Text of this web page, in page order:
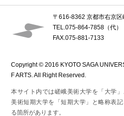
〒616-8362 京都市右京
TEL.075-864-7858（代）
FAX.075-881-7133
Copyright © 2016 KYOTO SAGA
F ARTS. All Right Reserved.
本サイト内では嵯峨美術大学を「大学
美術短期大学を「短期大学」と略称表
る箇所があります。